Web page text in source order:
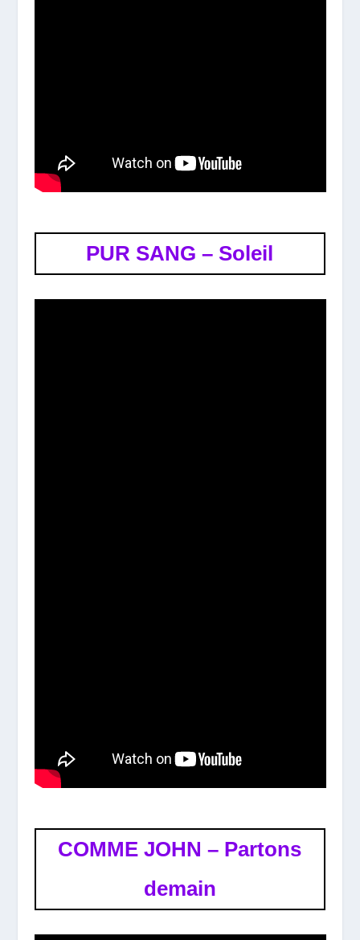
PUR SANG – Soleil
COMME JOHN – Partons
demain